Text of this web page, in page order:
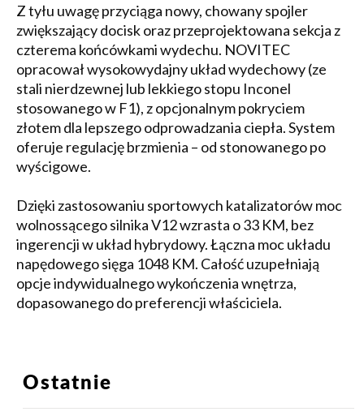
Z tyłu uwagę przyciąga nowy, chowany spojler
zwiększający docisk oraz przeprojektowana sekcja z
czterema końcówkami wydechu. NOVITEC
opracował wysokowydajny układ wydechowy (ze
stali nierdzewnej lub lekkiego stopu Inconel
stosowanego w F1), z opcjonalnym pokryciem
złotem dla lepszego odprowadzania ciepła. System
oferuje regulację brzmienia – od stonowanego po
wyścigowe.
Dzięki zastosowaniu sportowych katalizatorów moc
wolnossącego silnika V12 wzrasta o 33 KM, bez
ingerencji w układ hybrydowy. Łączna moc układu
napędowego sięga 1048 KM. Całość uzupełniają
opcje indywidualnego wykończenia wnętrza,
dopasowanego do preferencji właściciela.
Ostatnie